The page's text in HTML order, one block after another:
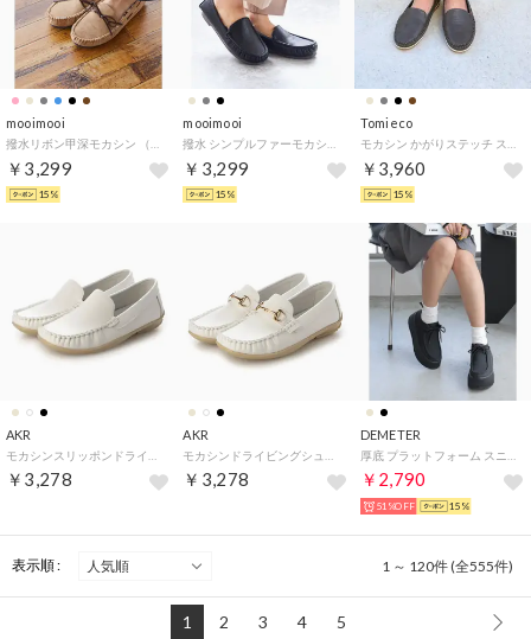
mooimooi
￥3,299
15%
mooimooi
￥3,299
15%
Tomieco
￥3,960
15%
AKR
￥3,278
AKR
￥3,278
DEMETER
￥2,790
51%OFF 15%
表示順 : 1 ～ 120件 (全555件)
1 2 3 4 5